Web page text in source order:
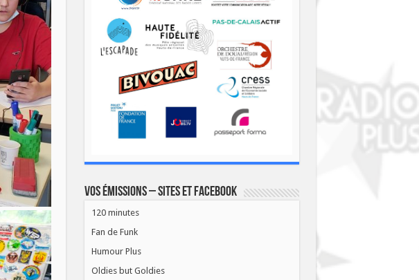
Vos émissions – Sites et Facebook
120 minutes
Fan de Funk
Humour Plus
Oldies but Goldies